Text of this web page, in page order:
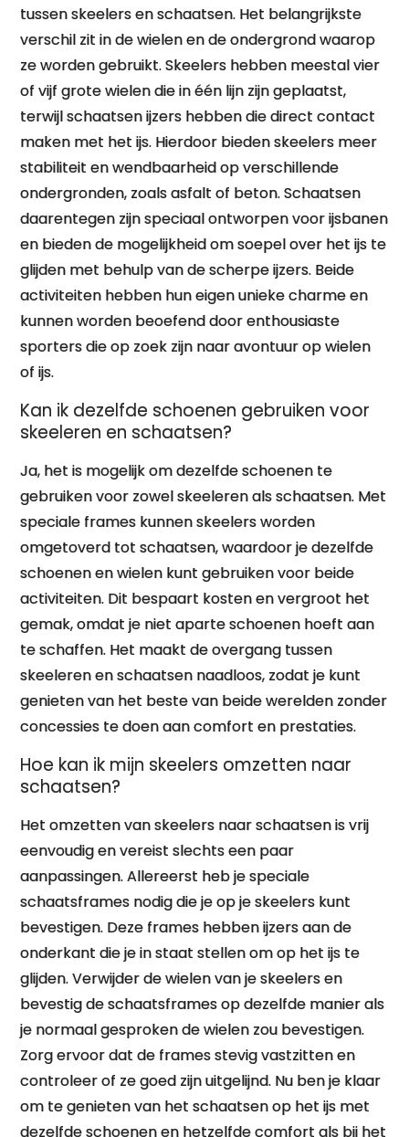
tussen skeelers en schaatsen. Het belangrijkste
verschil zit in de wielen en de ondergrond waarop
ze worden gebruikt. Skeelers hebben meestal vier
of vijf grote wielen die in één lijn zijn geplaatst,
terwijl schaatsen ijzers hebben die direct contact
maken met het ijs. Hierdoor bieden skeelers meer
stabiliteit en wendbaarheid op verschillende
ondergronden, zoals asfalt of beton. Schaatsen
daarentegen zijn speciaal ontworpen voor ijsbanen
en bieden de mogelijkheid om soepel over het ijs te
glijden met behulp van de scherpe ijzers. Beide
activiteiten hebben hun eigen unieke charme en
kunnen worden beoefend door enthousiaste
sporters die op zoek zijn naar avontuur op wielen
of ijs.
Kan ik dezelfde schoenen gebruiken voor
skeeleren en schaatsen?
Ja, het is mogelijk om dezelfde schoenen te
gebruiken voor zowel skeeleren als schaatsen. Met
speciale frames kunnen skeelers worden
omgetoverd tot schaatsen, waardoor je dezelfde
schoenen en wielen kunt gebruiken voor beide
activiteiten. Dit bespaart kosten en vergroot het
gemak, omdat je niet aparte schoenen hoeft aan
te schaffen. Het maakt de overgang tussen
skeeleren en schaatsen naadloos, zodat je kunt
genieten van het beste van beide werelden zonder
concessies te doen aan comfort en prestaties.
Hoe kan ik mijn skeelers omzetten naar
schaatsen?
Het omzetten van skeelers naar schaatsen is vrij
eenvoudig en vereist slechts een paar
aanpassingen. Allereerst heb je speciale
schaatsframes nodig die je op je skeelers kunt
bevestigen. Deze frames hebben ijzers aan de
onderkant die je in staat stellen om op het ijs te
glijden. Verwijder de wielen van je skeelers en
bevestig de schaatsframes op dezelfde manier als
je normaal gesproken de wielen zou bevestigen.
Zorg ervoor dat de frames stevig vastzitten en
controleer of ze goed zijn uitgelijnd. Nu ben je klaar
om te genieten van het schaatsen op het ijs met
dezelfde schoenen en hetzelfde comfort als bij het